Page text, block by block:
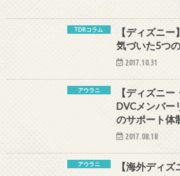
TDRコラム
【ディズニ
気づいた5つ
2017.10.31
アウラニ
【ディズニ
DVCメンバー
のサポート体
2017.08.18
アウラニ
【海外ディ